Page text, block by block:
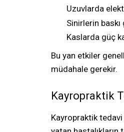
Uzuvlarda
Sinirlerin
Kaslarda güç
Bu yan etkiler
müdahale gerekir.
Kayropraktik
Kayropraktik